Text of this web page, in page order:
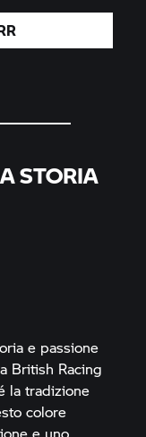
STORIA
e passione
British Racing
la tradizione
colore